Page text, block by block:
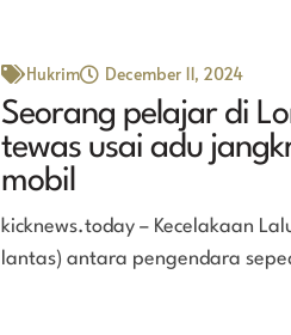
Hukrim December 11, 2024
Seorang pelajar di
tewas usai adu
mobil
kicknews.today – Kecelakaan
lantas) antara pengendara